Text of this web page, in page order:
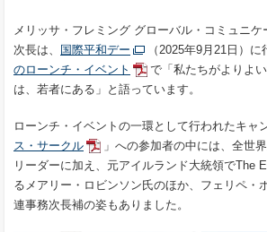
メリッサ・フレミング グローバル・コミュニ
次長は、
国際平和デー （2025年9月21日）に
のローンチ・イベント
で「私たちがよりよ
は、若者にある」と語っています。
ローンチ・イベントの一環として行われたキャ
ス・サークル
」への参加者の中には、全世
リーダーに加え、元アイルランド大統領でThe
るメアリー・ロビンソン氏のほか、フェリペ・
連事務次長補の姿もありました。